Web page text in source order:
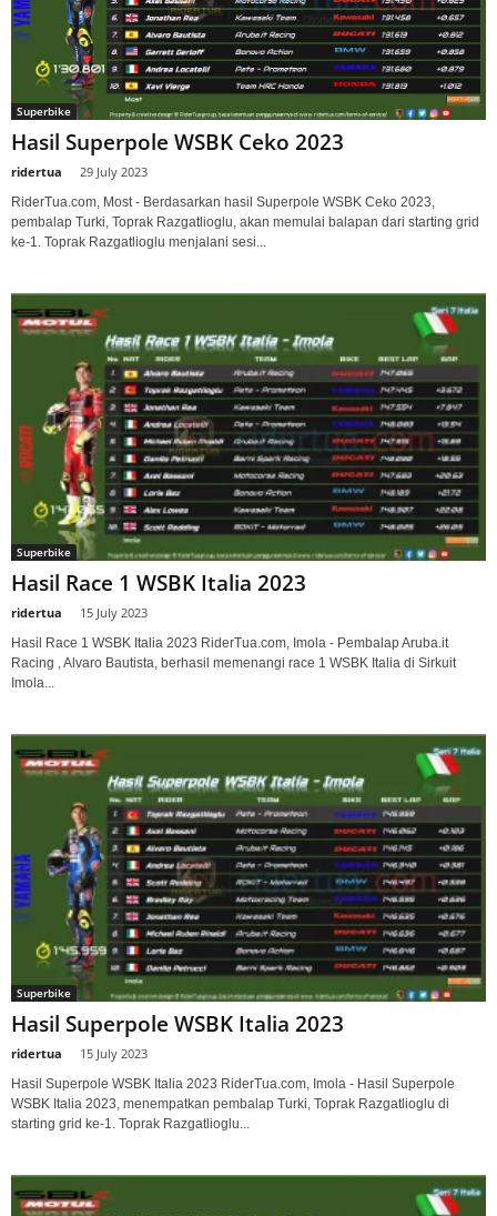
Superbike
Hasil Superpole WSBK Ceko 2023
ridertua 29 July 2023
RiderTua.com, Most - Berdasarkan hasil Superpole WSBK Ceko 2023,
pembalap Turki, Toprak Razgatlioglu, akan memulai balapan dari starting grid
ke-1. Toprak Razgatlioglu menjalani sesi...
Superbike
Hasil Race 1 WSBK Italia 2023
ridertua 15 July 2023
Hasil Race 1 WSBK Italia 2023 RiderTua.com, Imola - Pembalap Aruba.it
Racing , Alvaro Bautista, berhasil memenangi race 1 WSBK Italia di Sirkuit
Imola...
Superbike
Hasil Superpole WSBK Italia 2023
ridertua 15 July 2023
Hasil Superpole WSBK Italia 2023 RiderTua.com, Imola - Hasil Superpole
WSBK Italia 2023, menempatkan pembalap Turki, Toprak Razgatlioglu di
starting grid ke-1. Toprak Razgatlioglu...